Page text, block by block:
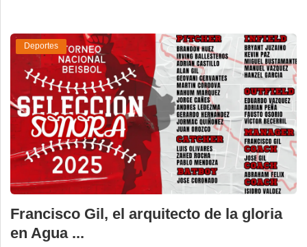
Deportes
Francisco Gil, el arquitecto de la gloria
en Agua ...